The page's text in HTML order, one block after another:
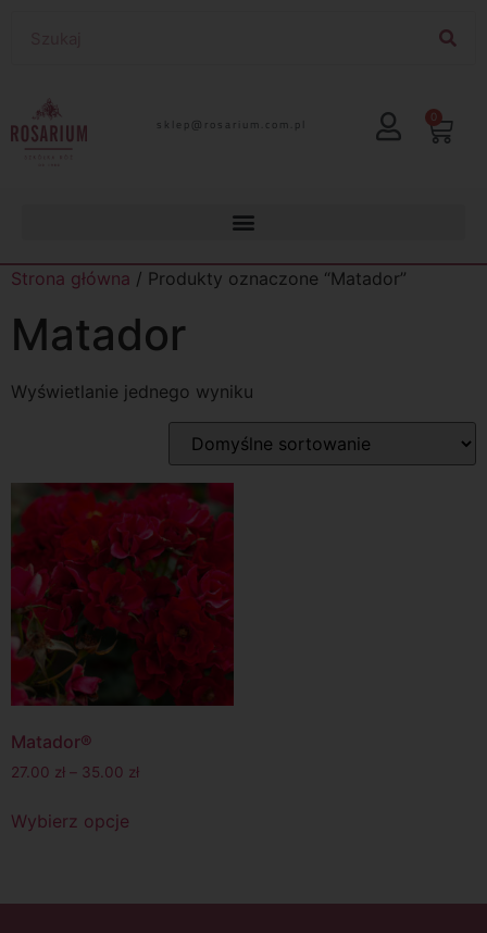
lp.moc.muirasor@pelks 0
Strona główna / Produkty oznaczone “Matador”
Matador
Wyświetlanie jednego wyniku
Matador®
27.00 zł – 35.00 zł
Wybierz opcje